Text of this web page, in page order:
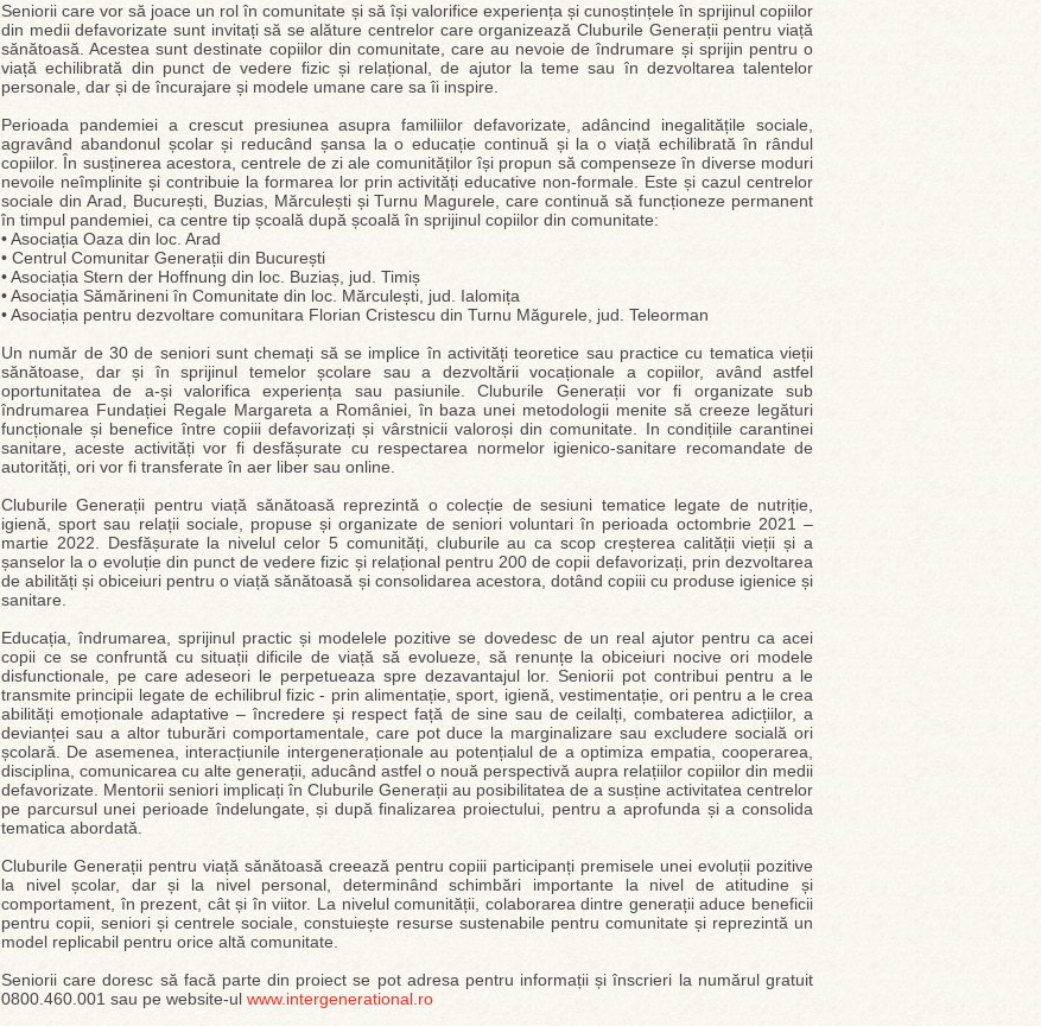
Seniorii care vor să joace un rol în comunitate și să își valorifice experiența și cunoștințele în sprijinul copiilor
din medii defavorizate sunt invitați să se alăture centrelor care organizează Cluburile Generații pentru viață
sănătoasă. Acestea sunt destinate copiilor din comunitate, care au nevoie de îndrumare și sprijin pentru o
viață echilibrată din punct de vedere fizic și relațional, de ajutor la teme sau în dezvoltarea talentelor
personale, dar și de încurajare și modele umane care sa îi inspire.
Perioada pandemiei a crescut presiunea asupra familiilor defavorizate, adâncind inegalitățile sociale,
agravând abandonul școlar și reducând șansa la o educație continuă și la o viață echilibrată în rândul
copiilor. În susținerea acestora, centrele de zi ale comunităților își propun să compenseze în diverse moduri
nevoile neîmplinite și contribuie la formarea lor prin activități educative non-formale. Este și cazul centrelor
sociale din Arad, București, Buzias, Mărculești și Turnu Magurele, care continuă să funcționeze permanent
în timpul pandemiei, ca centre tip școală după școală în sprijinul copiilor din comunitate:
• Asociația Oaza din loc. Arad
• Centrul Comunitar Generații din București
• Asociația Stern der Hoffnung din loc. Buziaș, jud. Timiș
• Asociația Sămărineni în Comunitate din loc. Mărculești, jud. Ialomița
• Asociația pentru dezvoltare comunitara Florian Cristescu din Turnu Măgurele, jud. Teleorman
Un număr de 30 de seniori sunt chemați să se implice în activități teoretice sau practice cu tematica vieții
sănătoase, dar și în sprijinul temelor școlare sau a dezvoltării vocaționale a copiilor, având astfel
oportunitatea de a-și valorifica experiența sau pasiunile. Cluburile Generații vor fi organizate sub
îndrumarea Fundației Regale Margareta a României, în baza unei metodologii menite să creeze legături
funcționale și benefice între copiii defavorizați și vârstnicii valoroși din comunitate. In condițiile carantinei
sanitare, aceste activități vor fi desfășurate cu respectarea normelor igienico-sanitare recomandate de
autorități, ori vor fi transferate în aer liber sau online.
Cluburile Generații pentru viață sănătoasă reprezintă o colecție de sesiuni tematice legate de nutriție,
igienă, sport sau relații sociale, propuse și organizate de seniori voluntari în perioada octombrie 2021 –
martie 2022. Desfășurate la nivelul celor 5 comunități, cluburile au ca scop creșterea calității vieții și a
șanselor la o evoluție din punct de vedere fizic și relațional pentru 200 de copii defavorizați, prin dezvoltarea
de abilități și obiceiuri pentru o viață sănătoasă și consolidarea acestora, dotând copiii cu produse igienice și
sanitare.
Educația, îndrumarea, sprijinul practic și modelele pozitive se dovedesc de un real ajutor pentru ca acei
copii ce se confruntă cu situații dificile de viață să evolueze, să renunțe la obiceiuri nocive ori modele
disfunctionale, pe care adeseori le perpetueaza spre dezavantajul lor. Seniorii pot contribui pentru a le
transmite principii legate de echilibrul fizic - prin alimentație, sport, igienă, vestimentație, ori pentru a le crea
abilități emoționale adaptative – încredere și respect față de sine sau de ceilalți, combaterea adicțiilor, a
devianței sau a altor tuburări comportamentale, care pot duce la marginalizare sau excludere socială ori
școlară. De asemenea, interacțiunile intergeneraționale au potențialul de a optimiza empatia, cooperarea,
disciplina, comunicarea cu alte generații, aducând astfel o nouă perspectivă aupra relațiilor copiilor din medii
defavorizate. Mentorii seniori implicați în Cluburile Generații au posibilitatea de a susține activitatea centrelor
pe parcursul unei perioade îndelungate, și după finalizarea proiectului, pentru a aprofunda și a consolida
tematica abordată.
Cluburile Generații pentru viață sănătoasă creează pentru copiii participanți premisele unei evoluții pozitive
la nivel școlar, dar și la nivel personal, determinând schimbări importante la nivel de atitudine și
comportament, în prezent, cât și în viitor. La nivelul comunității, colaborarea dintre generații aduce beneficii
pentru copii, seniori și centrele sociale, constuiește resurse sustenabile pentru comunitate și reprezintă un
model replicabil pentru orice altă comunitate.
Seniorii care doresc să facă parte din proiect se pot adresa pentru informații și înscrieri la numărul gratuit
0800.460.001 sau pe website-ul www.intergenerational.ro